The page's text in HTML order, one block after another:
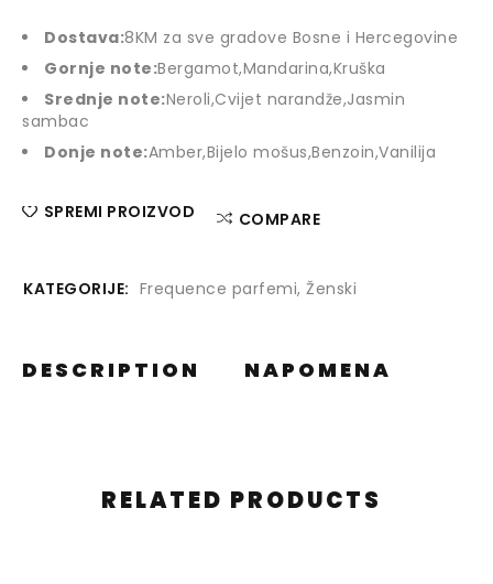
Dostava:8KM za sve gradove Bosne i Hercegovine
Gornje note:Bergamot,Mandarina,Kruška
Srednje note:Neroli,Cvijet narandže,Jasmin
sambac
Donje note:Amber,Bijelo mošus,Benzoin,Vanilija
SPREMI PROIZVOD COMPARE
KATEGORIJE: Frequence parfemi, Ženski
DESCRIPTION NAPOMENA
RELATED PRODUCTS